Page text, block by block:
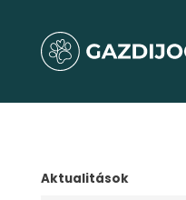
Aktualitások